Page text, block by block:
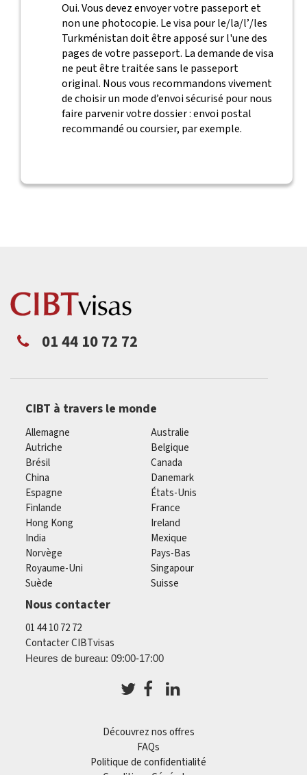
Oui. Vous devez envoyer votre passeport et
non une photocopie. Le visa pour le/la/l’/les
Turkménistan doit être apposé sur l'une des
pages de votre passeport. La demande de visa
ne peut être traitée sans le passeport
original. Nous vous recommandons vivement
de choisir un mode d’envoi sécurisé pour nous
faire parvenir votre dossier : envoi postal
recommandé ou coursier, par exemple.
01 44 10 72 72
CIBT à travers le monde
Allemagne
Australie
Autriche
Belgique
Brésil
Canada
China
Danemark
Espagne
États-Unis
Finlande
France
Hong Kong
Ireland
India
Mexique
Norvège
Pays-Bas
Royaume-Uni
Singapour
Suède
Suisse
Nous contacter
01 44 10 72 72
Contacter CIBTvisas
Heures de bureau: 09:00-17:00
Découvrez nos offres
FAQs
Politique de confidentialité